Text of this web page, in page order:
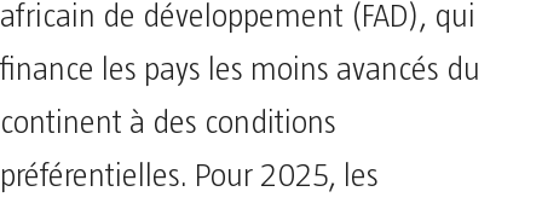
africain de développement (FAD), qui
finance les pays les moins avancés du
continent à des conditions
préférentielles. Pour 2025, les